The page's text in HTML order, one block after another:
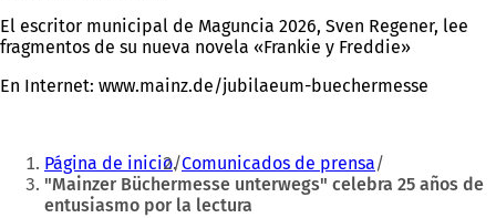
El escritor municipal de Maguncia 2026, Sven Regener, lee
fragmentos de su nueva novela «Frankie y Freddie»
En Internet: www.mainz.de/jubilaeum-buechermesse
Estás
aquí:
Página de inicio Comunicados de prensa
"Mainzer Büchermesse unterwegs" celebra 25 años de
entusiasmo por la lectura